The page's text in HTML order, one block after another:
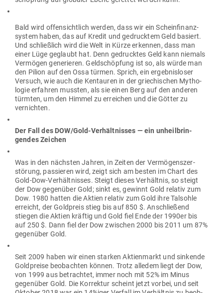
Bald wird offen­sichtlich werden, dass wir ein Schein­fi­nanz­
system haben, das auf Kredit und gedrucktem Geld basiert.
Und schließlich wird die Welt in Kürze erkennen, dass man
einer Lüge geglaubt hat. Denn gedrucktes Geld kann niemals
Ver­mögen gene­rieren. Geld­schöpfung ist so, als würde man
den Pilion auf den Ossa türmen. Sprich, ein ergeb­nis­loser
Versuch, wie auch die Ken­tauren in der grie­chi­schen Mytho­
logie erfahren mussten, als sie einen Berg auf den anderen
türmten, um den Himmel zu erreichen und die Götter zu
vernichten.
Der Fall des DOW/Gold-Ver­hält­nisses — ein unheil­brin­
gendes Zeichen
Was in den nächsten Jahren, in Zeiten der Ver­mö­gens­zer­
störung, pas­sieren wird, zeigt sich am besten im Chart des
Gold-Dow-Ver­hält­nisses. Steigt dieses Ver­hältnis, so steigt
der Dow gegenüber Gold; sinkt es, gewinnt Gold relativ zum
Dow. 1980 hatten die Aktien relativ zum Gold ihre Tal­sohle
erreicht, der Gold­preis stieg bis auf 850 $. Anschließend
stiegen die Aktien kräftig und Gold fiel Ende der 1990er bis
auf 250 $. Dann fiel der Dow zwi­schen 2000 bis 2011 um 87%
gegenüber Gold.
Seit 2009 haben wir einen starken Akti­en­markt und sin­kende
Gold­preise beob­achten können. Trotz alledem liegt der Dow,
von 1999 aus betrachtet, immer noch mit 52% im Minus
gegenüber Gold. Die Kor­rektur scheint jetzt vorbei, und seit